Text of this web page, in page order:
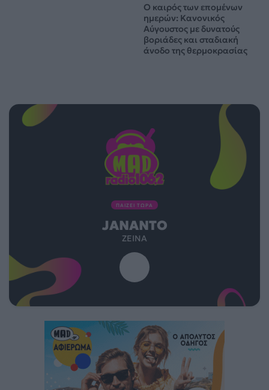
Ο καιρός των επομένων
ημερών: Κανονικός
Αύγουστος με δυνατούς
βοριάδες και σταδιακή
άνοδο της θερμοκρασίας
ΠΑΙΖΕΙ ΤΩΡΑ
JANANTO
ZEINA